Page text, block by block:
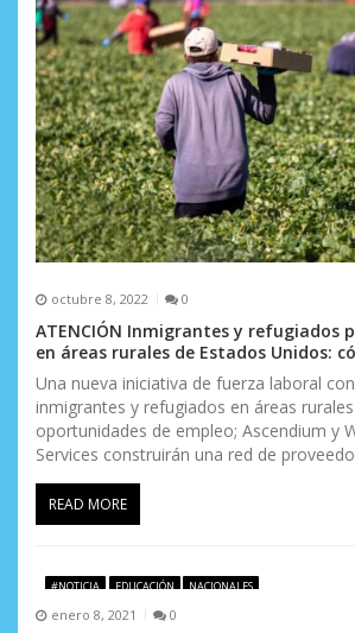
t
r
a
d
a
s
octubre 8, 2022 0
ATENCIÓN Inmigrantes y refugiados
en áreas rurales de Estados Unidos:
Una nueva iniciativa de fuerza laboral
inmigrantes y refugiados en áreas
oportunidades de empleo; Ascendium y
Services construirán una red de
READ MORE
#NOTICIA EDUCACIÓN NACIONALES
enero 8, 2021 0